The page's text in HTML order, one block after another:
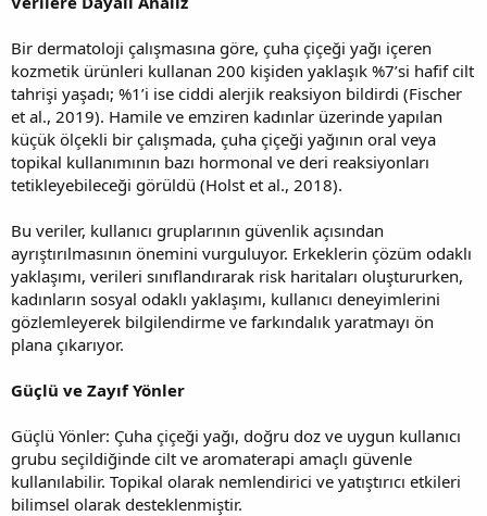
Bir dermatoloji çalışmasına göre, çuha çiçeği yağı içeren
kozmetik ürünleri kullanan 200 kişiden yaklaşık %7’si hafif cilt
tahrişi yaşadı; %1’i ise ciddi alerjik reaksiyon bildirdi (Fischer
et al., 2019). Hamile ve emziren kadınlar üzerinde yapılan
küçük ölçekli bir çalışmada, çuha çiçeği yağının oral veya
topikal kullanımının bazı hormonal ve deri reaksiyonları
tetikleyebileceği görüldü (Holst et al., 2018).
Bu veriler, kullanıcı gruplarının güvenlik açısından
ayrıştırılmasının önemini vurguluyor. Erkeklerin çözüm odaklı
yaklaşımı, verileri sınıflandırarak risk haritaları oluştururken,
kadınların sosyal odaklı yaklaşımı, kullanıcı deneyimlerini
gözlemleyerek bilgilendirme ve farkındalık yaratmayı ön
plana çıkarıyor.
Güçlü ve Zayıf Yönler
Güçlü Yönler: Çuha çiçeği yağı, doğru doz ve uygun kullanıcı
grubu seçildiğinde cilt ve aromaterapi amaçlı güvenle
kullanılabilir. Topikal olarak nemlendirici ve yatıştırıcı etkileri
bilimsel olarak desteklenmiştir.